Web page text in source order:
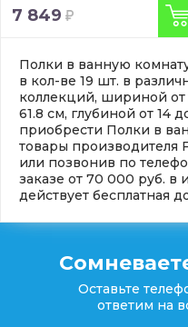
7 849
Полки в ванную
в кол-ве 19 шт. в
коллекций, шириной от
61.8 см, глубиной от 14
приобрести Полки в
товары производителя
или позвонив по
заказе от 70 000 руб. в
действует бесплатная
Оставьте
ответим на